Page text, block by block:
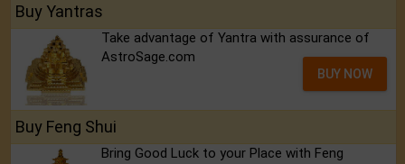
Buy Yantras
Take advantage of Yantra with assurance of
AstroSage.com
BUY NOW
Buy Feng Shui
Bring Good Luck to your Place with Feng